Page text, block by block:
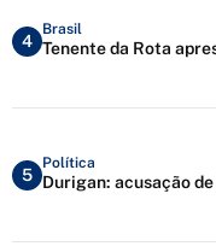
4
Brasil
Tenente da Rota
5
Política
Durigan: acusação